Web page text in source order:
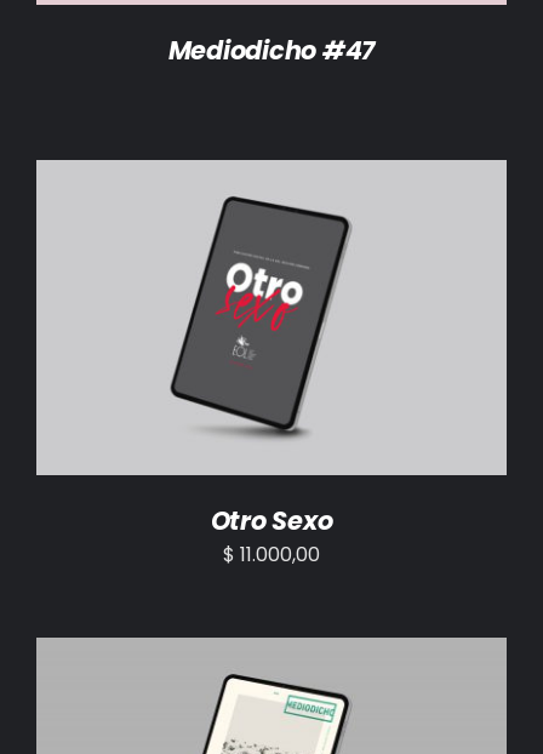
Mediodicho #47
AÑADIR AL CARRITO /
Otro Sexo
$ 11.000,00